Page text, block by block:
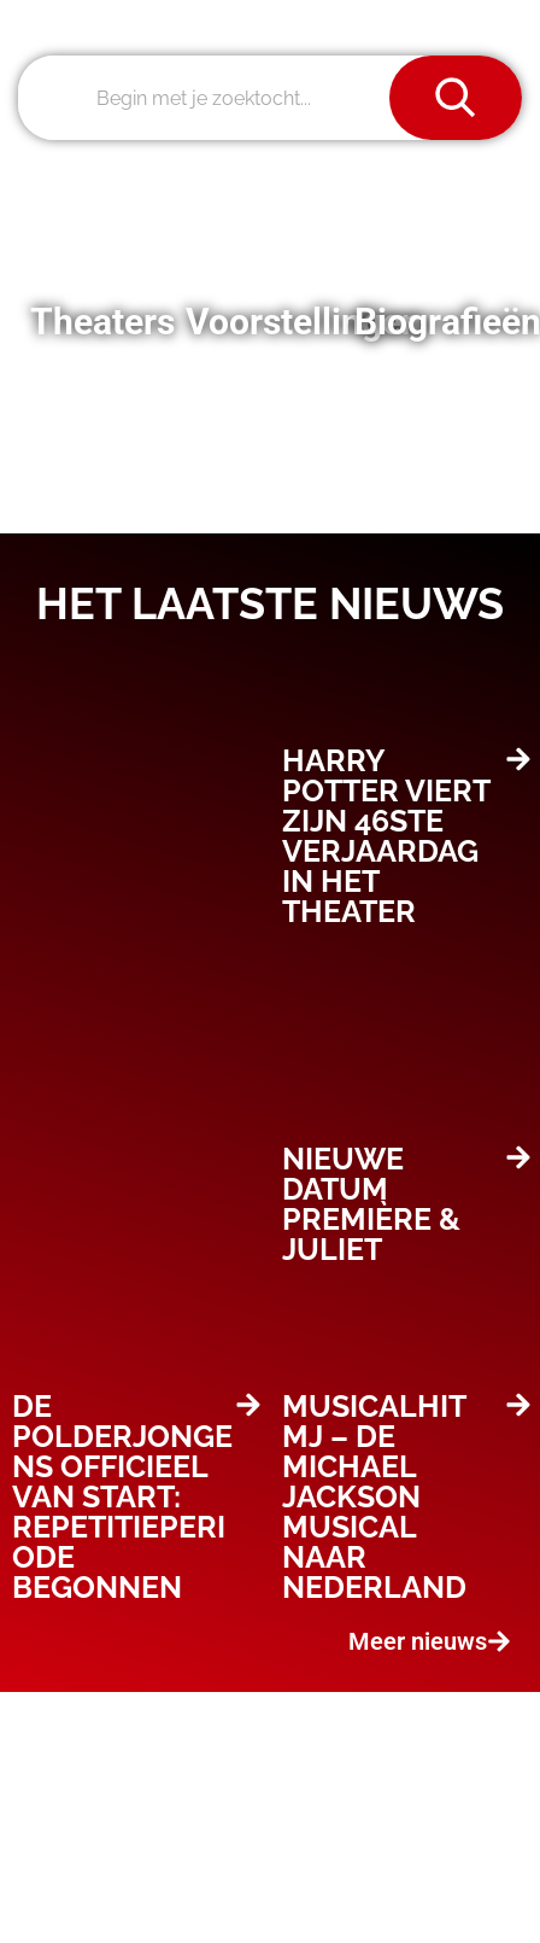
Theaters VoorstellingenBiografieën
HET LAATSTE NIEUWS
DE
POLDERJONGE
NS OFFICIEEL
VAN START:
REPETITIEPERI
ODE
BEGONNEN
HARRY
POTTER VIERT
ZIJN 46STE
VERJAARDAG
IN HET
THEATER
NIEUWE
DATUM
PREMIÈRE &
JULIET
MUSICALHIT
MJ – DE
MICHAEL
JACKSON
MUSICAL
NAAR
NEDERLAND
Meer nieuws